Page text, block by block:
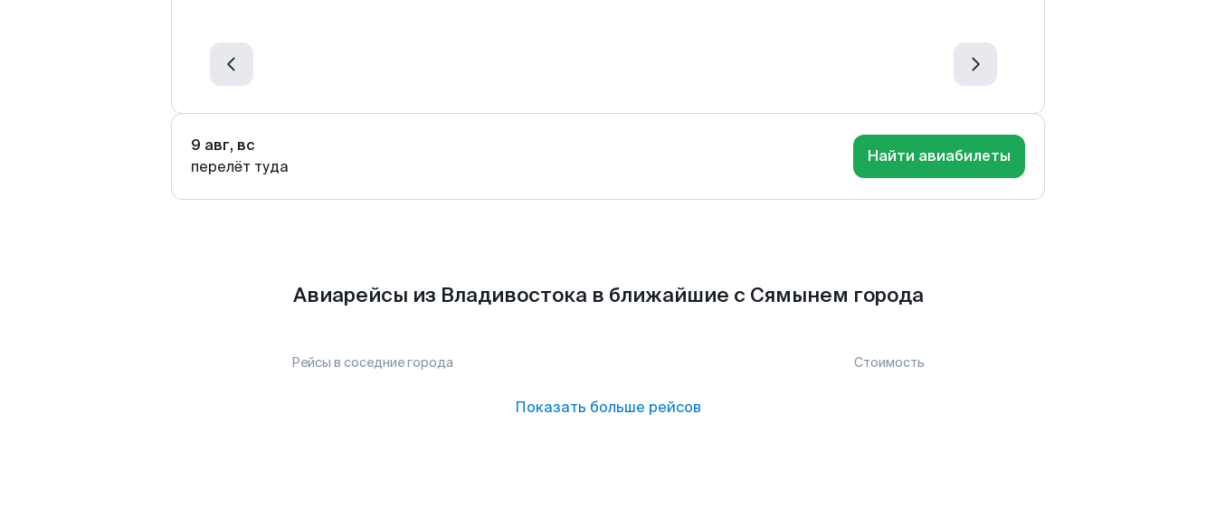
9 авг, вс
перелёт туда
Найти авиабилеты
Авиарейсы из Владивостока в ближайшие с Сямынем города
Рейсы в соседние города Стоимость
Показать больше рейсов